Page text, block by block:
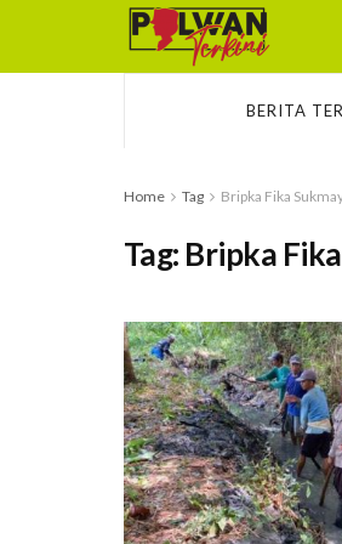
BERITA
Home Tag Bripka Fika
Tag: Bripka